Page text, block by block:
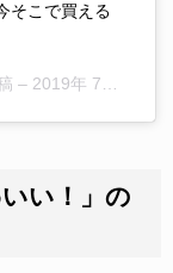
そこで買える
– 2019年 7月月9日午後10時30分PDT
い！」の